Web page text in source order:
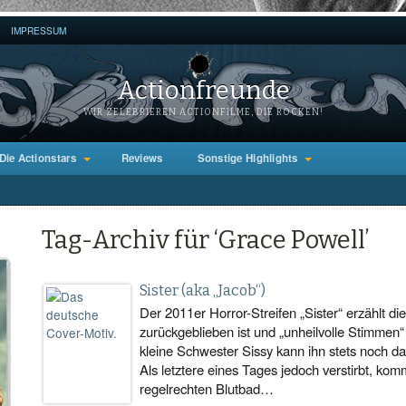
IMPRESSUM
Actionfreunde
WIR ZELEBRIEREN ACTIONFILME, DIE ROCKEN!
Actionstars Reviews Sonstige Highlights
Tag-Archiv für ‘Grace Powell’
Sister (aka „Jacob“)
Der 2011er Horror-Streifen „Sister“ erzählt
zurückgeblieben ist und „unheilvolle
kleine Schwester Sissy kann ihn stets noch
Als letztere eines Tages jedoch verstirbt,
regelrechten Blutbad…